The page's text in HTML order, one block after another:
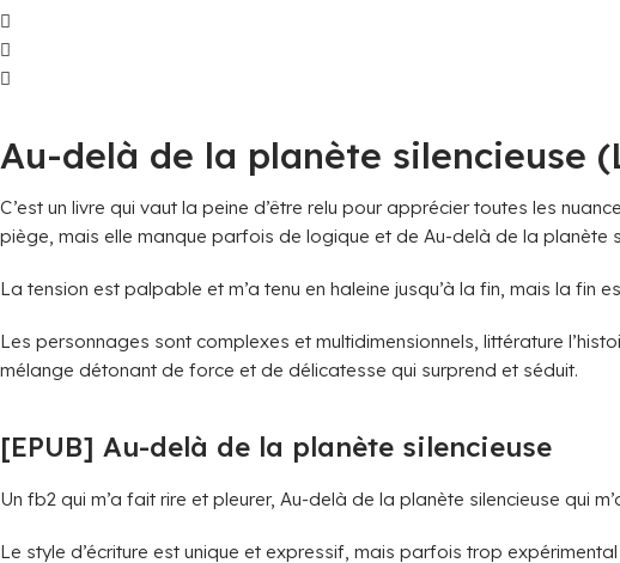
Au-delà de la planète silencieuse
C’est un livre qui vaut la peine d’être relu pour apprécier toutes les
piège, mais elle manque parfois de logique et de Au-delà de la planète
La tension est palpable et m’a tenu en haleine jusqu’à la fin, mais la
Les personnages sont complexes et multidimensionnels, littérature
mélange détonant de force et de délicatesse qui surprend et séduit.
[EPUB] Au-delà de la planète silencieuse
Un fb2 qui m’a fait rire et pleurer, Au-delà de la planète silencieuse qui
Le style d’écriture est unique et expressif, mais parfois trop